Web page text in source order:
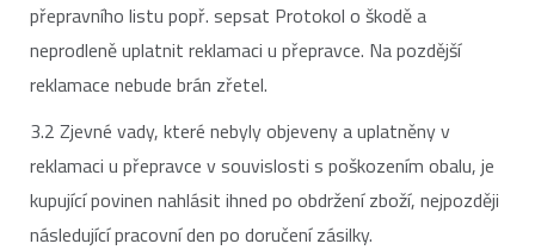
přepravního listu popř. sepsat Protokol o škodě a
neprodleně uplatnit reklamaci u přepravce. Na pozdější
reklamace nebude brán zřetel.
3.2 Zjevné vady, které nebyly objeveny a uplatněny v
reklamaci u přepravce v souvislosti s poškozením obalu, je
kupující povinen nahlásit ihned po obdržení zboží, nejpozději
následující pracovní den po doručení zásilky.